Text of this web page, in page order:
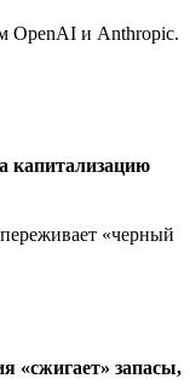
OpenAI и Anthropic.
капитализацию
«черный
«сжигает» запасы,